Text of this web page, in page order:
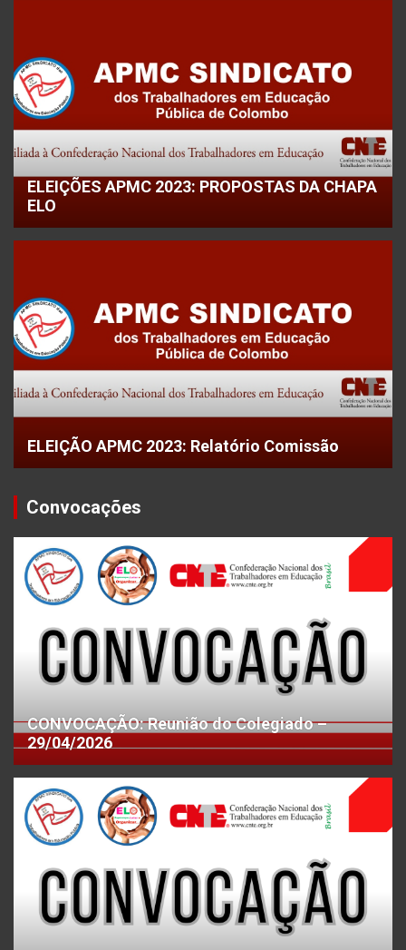
ELEIÇÕES APMC 2023: PROPOSTAS DA CHAPA
ELO
ELEIÇÃO APMC 2023: Relatório Comissão
Convocações
CONVOCAÇÃO: Reunião do Colegiado –
29/04/2026